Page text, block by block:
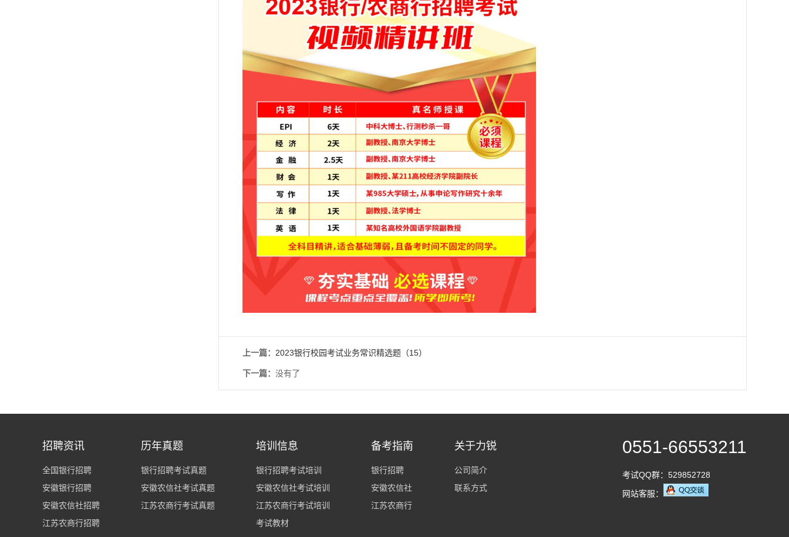
上一篇： 2023银行校园考试业务常识精选题（15）
下一篇： 没有了
招聘资讯
全国银行招聘
安徽银行招聘
安徽农信社招聘
江苏农商行招聘
历年真题
银行招聘考试真题
安徽农信社考试真题
江苏农商行考试真题
培训信息
银行招聘考试培训
安徽农信社考试培训
江苏农商行考试培训
考试教材
备考指南
银行招聘
安徽农信社
江苏农商行
关于力锐
公司简介
联系方式
0551-66553211
考试QQ群：529852728
网站客服：